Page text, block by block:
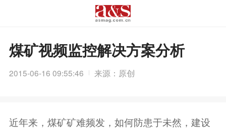
煤矿视频监控解决方案分析
2015-06-16 09:55:46 来源：原创
近年来，煤矿矿难频发，如何防患于未然，建设